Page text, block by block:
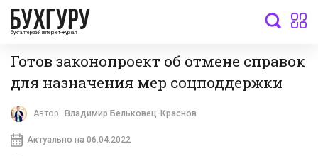
бухгалтерский интернет-журнал
Готов законопроект об отмене справок
для назначения мер соцподдержки
Автор: Владимир Бельковец-Краснов
Актуально на 06.04.2022